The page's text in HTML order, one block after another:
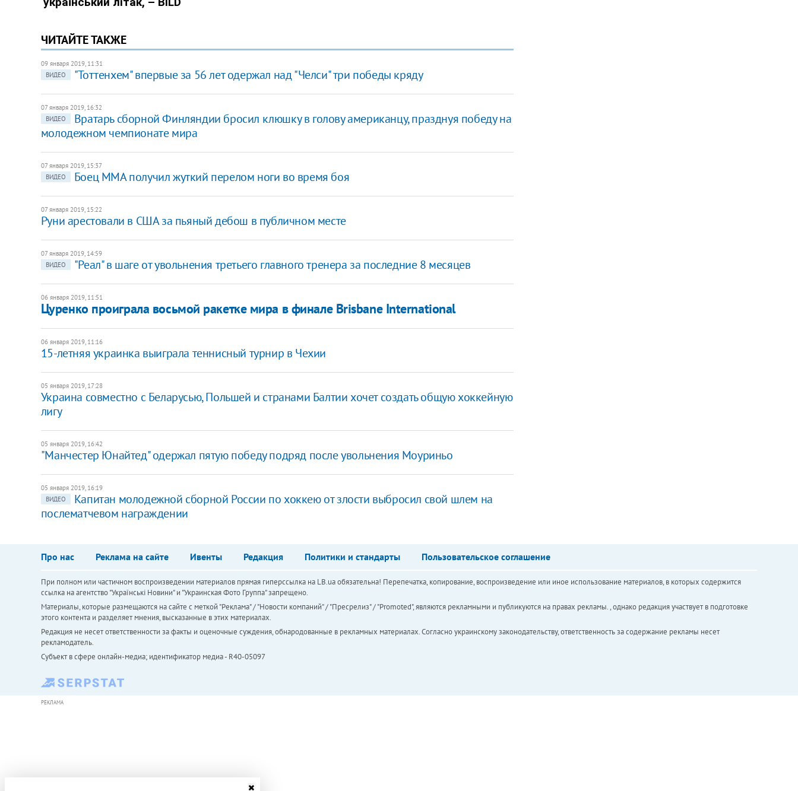
ЧИТАЙТЕ ТАКЖЕ
09 января 2019, 11:31
ВИДЕО
"Тоттенхем" впервые за 56 лет одержал над "Челси" три победы кряду
07 января 2019, 16:32
ВИДЕО
Вратарь сборной Финляндии бросил клюшку в голову американцу, празднуя победу на
молодежном чемпионате мира
07 января 2019, 15:37
ВИДЕО
Боец ММА получил жуткий перелом ноги во время боя
07 января 2019, 15:22
Руни арестовали в США за пьяный дебош в публичном месте
07 января 2019, 14:59
ВИДЕО
"Реал" в шаге от увольнения третьего главного тренера за последние 8 месяцев
06 января 2019, 11:51
Цуренко проиграла восьмой ракетке мира в финале Brisbane International
06 января 2019, 11:16
15-летняя украинка выиграла теннисный турнир в Чехии
05 января 2019, 17:28
Украина совместно с Беларусью, Польшей и странами Балтии хочет создать общую хоккейную
лигу
05 января 2019, 16:42
"Манчестер Юнайтед" одержал пятую победу подряд после увольнения Моуриньо
05 января 2019, 16:19
ВИДЕО
Капитан молодежной сборной России по хоккею от злости выбросил свой шлем на
послематчевом награждении
Про нас Реклама на сайте Ивенты Редакция Политики и стандарты Пользовательское соглашение
При полном или частичном воспроизведении материалов прямая гиперссылка на LB.ua обязательна! Перепечатка, копирование, воспроизведение или иное использование материалов, в которых содержится
ссылка на агентство "Українськi Новини" и "Украинская Фото Группа" запрещено.
Материалы, которые размещаются на сайте с меткой "Реклама" / "Новости компаний" / "Пресрелиз" / "Promoted", являются рекламными и публикуются на правах рекламы. , однако редакция участвует в подготовке
этого контента и разделяет мнения, высказанные в этих материалах.
Редакция не несет ответственности за факты и оценочные суждения, обнародованные в рекламных материалах. Согласно украинскому законодательству, ответственность за содержание рекламы несет
рекламодатель.
Субъект в сфере онлайн-медиа; идентификатор медиа - R40-05097
РЕКЛАМА